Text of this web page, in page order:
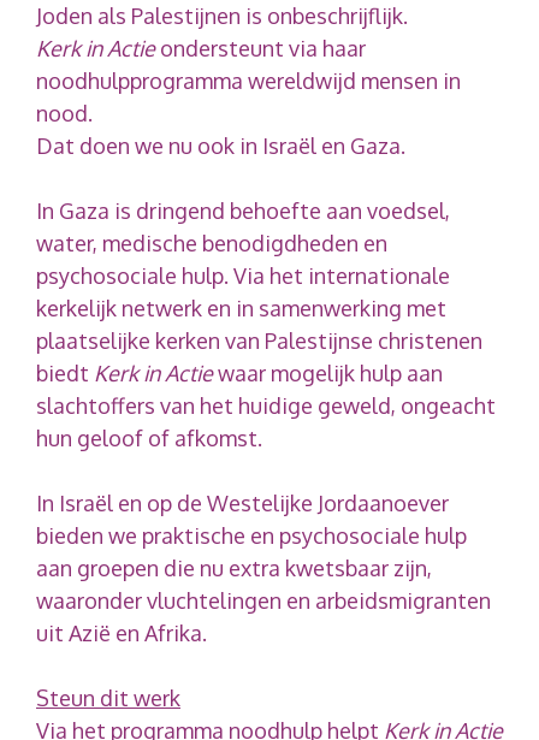
Joden als Palestijnen is onbeschrijflijk.
Kerk in Actieondersteunt via haar
noodhulpprogramma wereldwijd mensen in
nood.
Dat doen we nu ook in Israël en Gaza.
In Gaza is dringend behoefte aan voedsel,
water, medische benodigdheden en
psychosociale hulp. Via het internationale
kerkelijk netwerk en in samenwerking met
plaatselijke kerken van Palestijnse christenen
biedt Kerk in Actiewaar mogelijk hulp aan
slachtoffers van het huidige geweld, ongeacht
hun geloof of afkomst.
In Israël en op de Westelijke Jordaanoever
bieden we praktische en psychosociale hulp
aan groepen die nu extra kwetsbaar zijn,
waaronder vluchtelingen en arbeidsmigranten
uit Azië en Afrika.
Steun dit werk
Via het programma noodhulp helpt Kerk in Actie